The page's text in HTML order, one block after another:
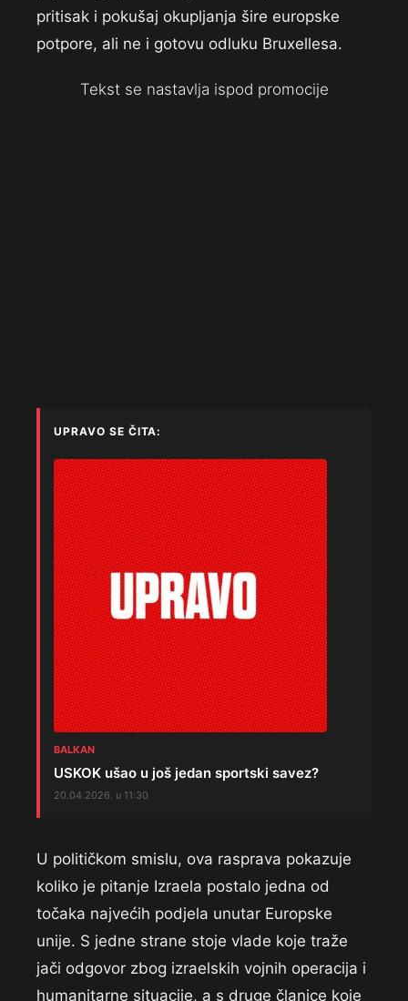
pritisak i pokušaj okupljanja šire europske
potpore, ali ne i gotovu odluku Bruxellesa.
Tekst se nastavlja ispod promocije
UPRAVO SE ČITA:
BALKAN
USKOK ušao u još jedan sportski savez?
20.04.2026. u 11:30
U političkom smislu, ova rasprava pokazuje
koliko je pitanje Izraela postalo jedna od
točaka najvećih podjela unutar Europske
unije. S jedne strane stoje vlade koje traže
jači odgovor zbog izraelskih vojnih operacija i
humanitarne situacije, a s druge članice koje